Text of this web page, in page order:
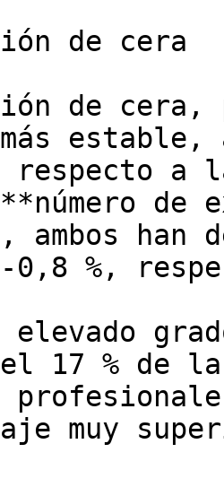
de cera
de
estable,
respecto a
de
ambos han
0,8 %,
elevado
17 % de
muy